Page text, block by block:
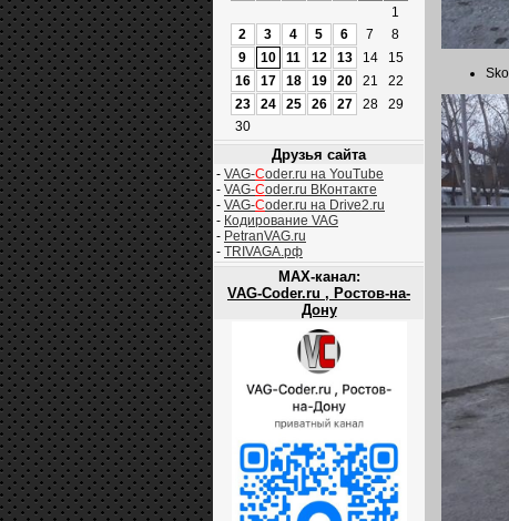
1
2
3 4 5 6 7
8
9
10 11 12 13 14
15
16
17 18 19 20 21
22
23
24 25 26 27 28
29
30
Друзья сайта
- VAG-Coder.ru на YouTube
- VAG-Coder.ru ВКонтакте
- VAG-Coder.ru на Drive2.ru
- Кодирование VAG
- PetranVAG.ru
- TRIVAGA.рф
MAX-канал:
VAG-Coder.ru , Ростов-на-
Дону